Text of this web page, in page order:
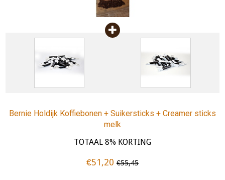
Bernie Holdijk Koffiebonen + Suikersticks + Creamer sticks
melk
TOTAAL 8% KORTING
€51,20 €55,45